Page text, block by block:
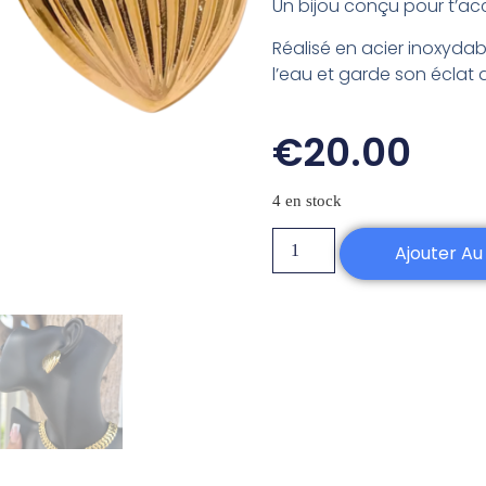
Un bijou conçu pour
Réalisé en acier
l’eau et garde son éclat
€20.00
4 en stock
Ajouter